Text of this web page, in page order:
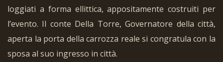
loggiati a forma ellittica, appositamente costruiti per
l’evento. Il conte Della Torre, Governatore della città,
aperta la porta della carrozza reale si congratula con la
sposa al suo ingresso in città.